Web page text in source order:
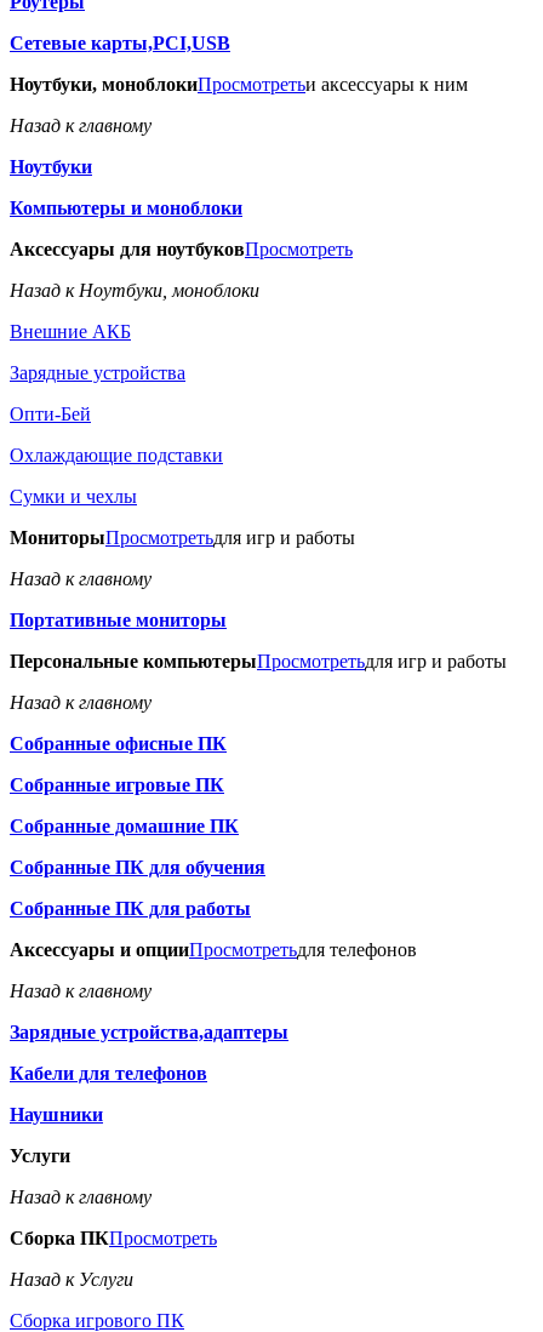
Сетевые карты,PCI,USB
Ноутбуки, моноблокиПросмотретьи аксессуары к ним
Назад к главному
Ноутбуки
Компьютеры и моноблоки
Аксессуары для ноутбуковПросмотреть
Назад к Ноутбуки, моноблоки
Внешние АКБ
Зарядные устройства
Опти-Бей
Охлаждающие подставки
Сумки и чехлы
МониторыПросмотретьдля игр и работы
Назад к главному
Портативные мониторы
Персональные компьютерыПросмотретьдля игр и работы
Назад к главному
Собранные офисные ПК
Собранные игровые ПК
Собранные домашние ПК
Собранные ПК для обучения
Собранные ПК для работы
Аксессуары и опцииПросмотретьдля телефонов
Назад к главному
Зарядные устройства,адаптеры
Кабели для телефонов
Наушники
Услуги
Назад к главному
Сборка ПКПросмотреть
Назад к Услуги
Сборка игрового ПК